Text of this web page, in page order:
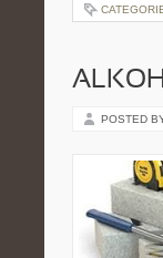
POSTED